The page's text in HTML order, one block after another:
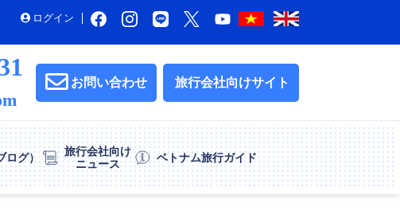
ログイン
お問い合わせ 旅行会社向けサイト
ログ）
旅行会社向け
ニュース
ベトナム旅行ガイド